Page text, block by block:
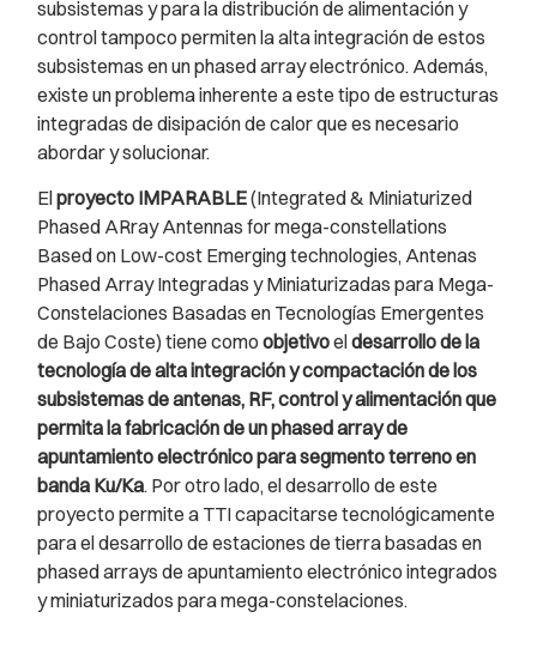
subsistemas y para la distribución de alimentación y
control tampoco permiten la alta integración de estos
subsistemas en un phased array electrónico. Además,
existe un problema inherente a este tipo de estructuras
integradas de disipación de calor que es necesario
abordar y solucionar.
Elproyecto IMPARABLE(Integrated & Miniaturized
Phased ARray Antennas for mega-constellations
Based on Low-cost Emerging technologies, Antenas
Phased Array Integradas y Miniaturizadas para Mega-
Constelaciones Basadas en Tecnologías Emergentes
de Bajo Coste) tiene comoobjetivoeldesarrollo de la
tecnología de alta integración y compactación de los
subsistemas de antenas, RF, control y alimentación que
permita la fabricación de un phased array de
apuntamiento electrónico para segmento terreno en
banda Ku/Ka. Por otro lado, el desarrollo de este
proyecto permite a TTI capacitarse tecnológicamente
para el desarrollo de estaciones de tierra basadas en
phased arrays de apuntamiento electrónico integrados
y miniaturizados para mega-constelaciones.